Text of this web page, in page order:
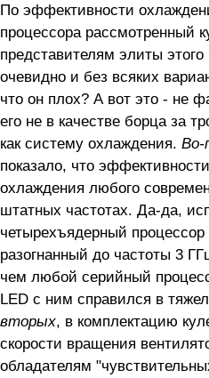
По эффективности
процессора рассмотренный
представителям элиты
очевидно и без всяких
что он плох? А вот это - не
его не в качестве борца за
как систему охлаждения. Во-
показало, что
охлаждения любого
штатных частотах. Да-да,
четырехъядерный
разогнанный до частоты 3
чем любой серийный
LED с ним справился в
вторых, в комплектацию
скорости вращения
обладателям